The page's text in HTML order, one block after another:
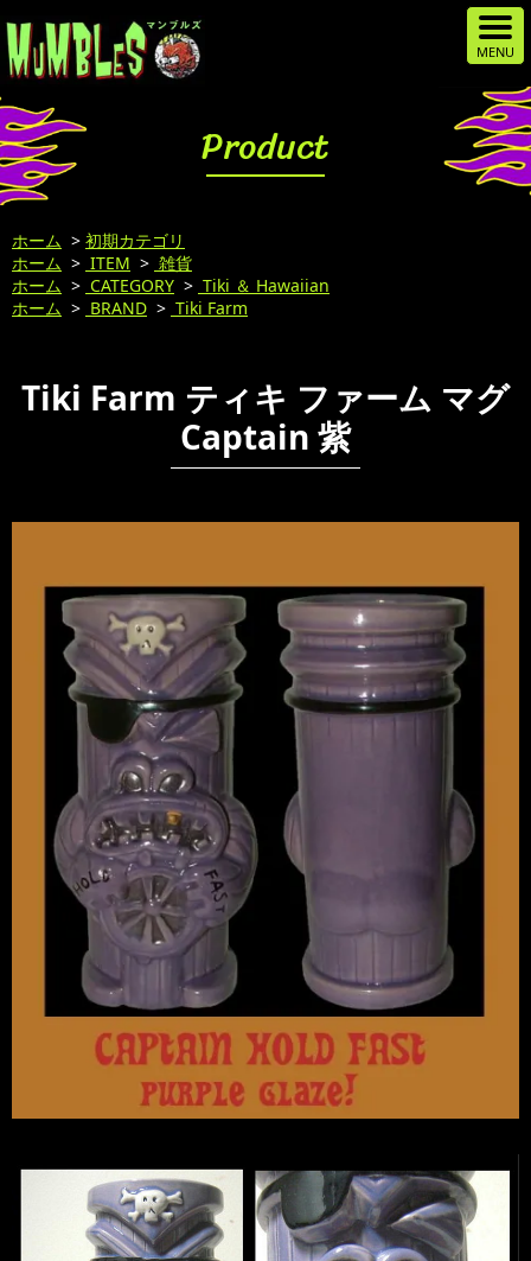
Product
ホーム > 初期カテゴリ
ホーム > ITEM > 雑貨
ホーム > CATEGORY > Tiki ＆ Hawaiian
ホーム > BRAND > Tiki Farm
Tiki Farm ティキ ファーム マグ
Captain 紫